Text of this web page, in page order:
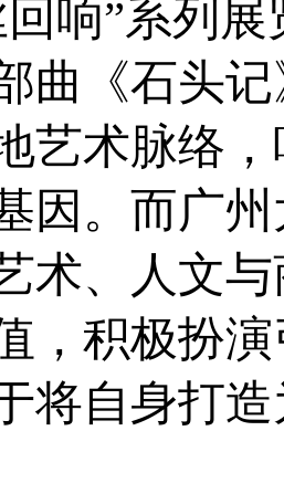
响”系列
曲《石头
艺术脉络
因。而广
术、人文
，积极扮
将自身打